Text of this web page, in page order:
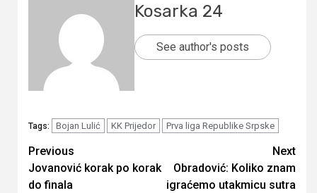
Kosarka 24
See author's posts
Tags: Bojan Lulić KK Prijedor Prva liga Republike Srpske
Continue
Reading
Previous
Jovanović korak po korak
do finala
Next
Obradović: Koliko znam
igraćemo utakmicu sutra